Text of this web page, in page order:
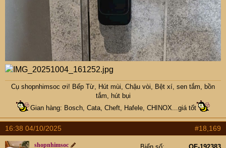
inox và cafe bạc xỉu, 1 chậu đơn
hộc to thành 2 chậu luôn nhé các
cụ, vì nó có thêm chậu mini nhỏ
tiết kiệm nước
Cụ shopnhimsoc ơi! Bếp Từ, Hút mùi, Chậu vòi, Bệt xí, sen tắm, bồn
tắm, hút bụi
Gian hàng: Bosch, Cata, Cheft, Hafele, CHINOX...giá tốt
16:38 04/10/2025 #18,169
shopnhimsoc